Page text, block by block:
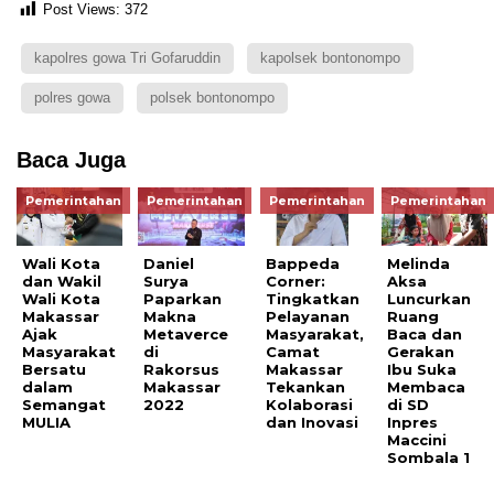
Post Views: 372
kapolres gowa Tri Gofaruddin kapolsek bontonompo
polres gowa polsek bontonompo
Baca Juga
Pemerintahan
Wali Kota
dan Wakil
Wali Kota
Makassar
Ajak
Masyarakat
Bersatu
dalam
Semangat
MULIA
Pemerintahan
Daniel
Surya
Paparkan
Makna
Metaverce
di
Rakorsus
Makassar
2022
Pemerintahan
Bappeda
Corner:
Tingkatkan
Pelayanan
Masyarakat,
Camat
Makassar
Tekankan
Kolaborasi
dan Inovasi
Pemerintahan
Melinda
Aksa
Luncurkan
Ruang
Baca dan
Gerakan
Ibu Suka
Membaca
di SD
Inpres
Maccini
Sombala 1